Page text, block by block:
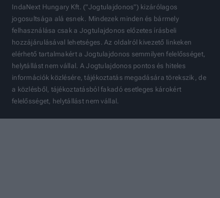
IndaNext Hungary Kft. ("Jogtulajdonos") kizárólagos
jogosultsága alá esnek. Mindezek minden és bármely
felhasználása csak a Jogtulajdonos előzetes írásbeli
hozzájárulásával lehetséges. Az oldalról kivezető linkeken
elérhető tartalmakért a Jogtulajdonos semmilyen felelősséget,
helytállást nem vállal. A Jogtulajdonos pontos és hiteles
információk közlésére, tájékoztatás megadására törekszik, de
a közlésből, tájékoztatásból fakadó esetleges károkért
felelősséget, helytállást nem vállal.